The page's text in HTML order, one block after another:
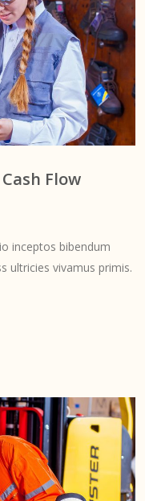
Flow
inceptos bibendum
ultricies vivamus primis.